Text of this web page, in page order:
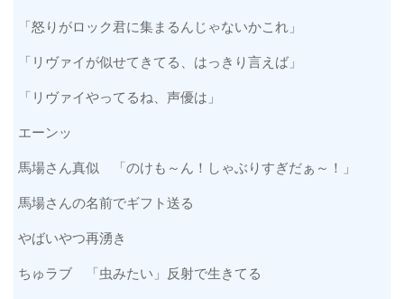
「怒りがロック君に集まるんじゃないかこれ」
「リヴァイが似せてきてる、はっきり言えば」
「リヴァイやってるね、声優は」
エーンッ
馬場さん真似 「のけも～ん！しゃぶりすぎだぁ～！」
馬場さんの名前でギフト送る
やばいやつ再湧き
ちゅラブ 「虫みたい」反射で生きてる